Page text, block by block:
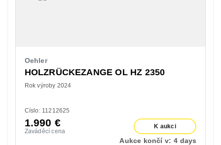
Oehler
HOLZRÜCKEZANGE OL HZ 2350
Rok výroby 2024
Císlo: 11212625
1.990 €
Zaváděcí cena
K aukci
Aukce končí v: 4 days